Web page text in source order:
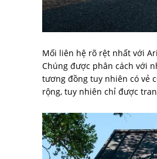
Mối liên hệ rõ rệt nhất với
Chúng được phân cách với
tương đồng tuy nhiên có vẻ
rộng, tuy nhiên chỉ được